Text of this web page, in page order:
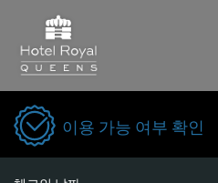
이용 가능 여부 확인